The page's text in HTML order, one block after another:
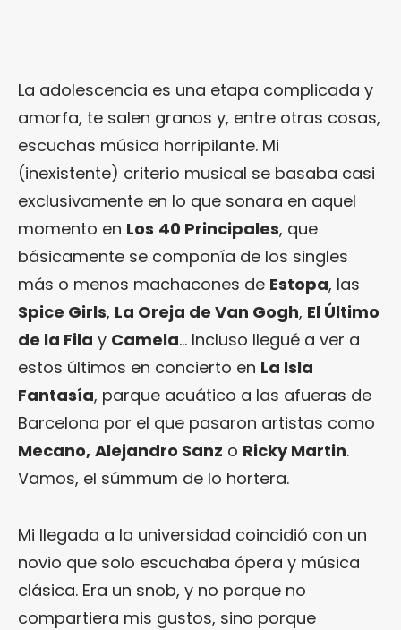
La adolescencia es una etapa complicada y
amorfa, te salen granos y, entre otras cosas,
escuchas música horripilante. Mi
(inexistente) criterio musical se basaba casi
exclusivamente en lo que sonara en aquel
momento en Los 40 Principales, que
básicamente se componía de los singles
más o menos machacones de Estopa, las
Spice Girls, La Oreja de Van Gogh, El Último
de la Fila y Camela… Incluso llegué a ver a
estos últimos en concierto en La Isla
Fantasía, parque acuático a las afueras de
Barcelona por el que pasaron artistas como
Mecano, Alejandro Sanz o Ricky Martin.
Vamos, el súmmum de lo hortera.
Mi llegada a la universidad coincidió con un
novio que solo escuchaba ópera y música
clásica. Era un snob, y no porque no
compartiera mis gustos, sino porque